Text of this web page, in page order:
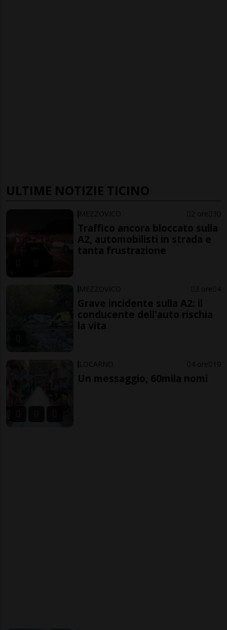
ULTIME NOTIZIE TICINO
MEZZOVICO 2 ore 30
Traffico ancora bloccato sulla
A2, automobilisti in strada e
tanta frustrazione
MEZZOVICO 3 ore 4
Grave incidente sulla A2: il
conducente dell'auto rischia
la vita
LOCARNO 4 ore 19
Un messaggio, 60mila nomi